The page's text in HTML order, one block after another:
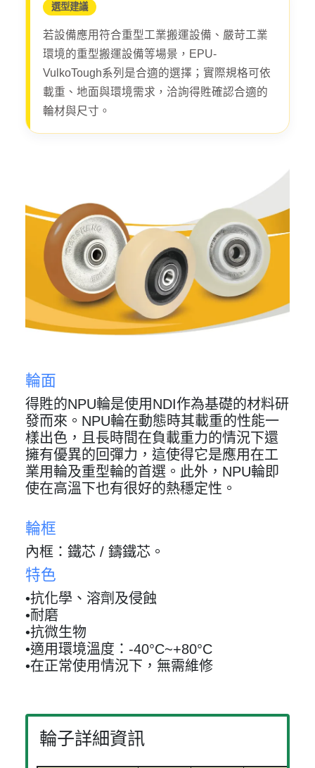
選型建議
若設備應用符合重型工業搬運設備、嚴苛工業
環境的重型搬運設備等場景，EPU-
VulkoTough系列是合適的選擇；實際規格可依
載重、地面與環境需求，洽詢得貹確認合適的
輪材與尺寸。
輪面
得貹的NPU輪是使用NDI作為基礎的材料研
發而來。NPU輪在動態時其載重的性能一
樣出色，且長時間在負載重力的情況下還
擁有優異的回彈力，這使得它是應用在工
業用輪及重型輪的首選。此外，NPU輪即
使在高溫下也有很好的熱穩定性。
輪框
內框：鐵芯 / 鑄鐵芯。
特色
•抗化學、溶劑及侵蝕
•耐磨
•抗微生物
•適用環境溫度：-40°C~+80°C
•在正常使用情況下，無需維修
輪子詳細資訊